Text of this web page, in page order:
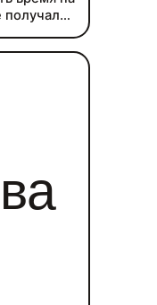
получали
контент д
презе
сильны
инфограф